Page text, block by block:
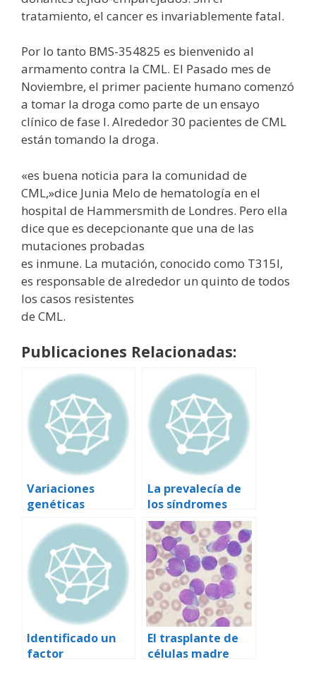
tratamiento, el cancer es invariablemente fatal.
Por lo tanto BMS-354825 es bienvenido al
armamento contra la CML. El Pasado mes de
Noviembre, el primer paciente humano comenzó
a tomar la droga como parte de un ensayo
clínico de fase I. Alrededor 30 pacientes de CML
están tomando la droga.
«es buena noticia para la comunidad de
CML,»dice Junia Melo de hematología en el
hospital de Hammersmith de Londres. Pero ella
dice que es decepcionante que una de las
mutaciones probadas
es inmune. La mutación, conocido como T315I,
es responsable de alrededor un quinto de todos
los casos resistentes
de CML.
Publicaciones Relacionadas:
Variaciones
genéticas
explican la
diferente
respuesta al
tratamiento en la
leucemia
linfoblástica
La prevalecía de
los síndromes
mielodisplásticos
se multiplica por
seis a partir de los
60 años
Identificado un
factor
El trasplante de
células madre